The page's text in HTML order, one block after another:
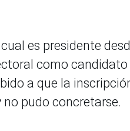
es presidente
como candidato
a que la
pudo concretarse.